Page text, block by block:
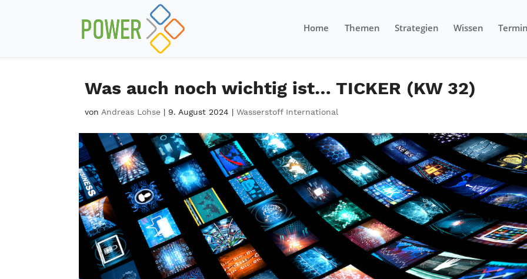
Home Themen Strategien Wissen
Was auch noch wichtig ist… TICKER (KW 32)
von Andreas Lohse | 9. August 2024 |Wasserstoff International